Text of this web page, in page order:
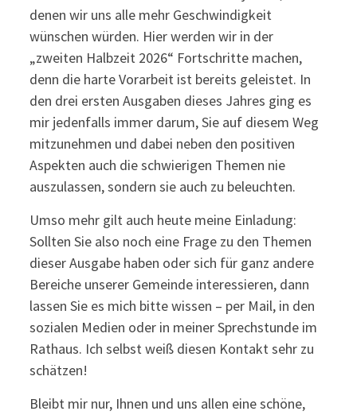
denen wir uns alle mehr Geschwindigkeit
wünschen würden. Hier werden wir in der
„zweiten Halbzeit 2026“ Fortschritte machen,
denn die harte Vorarbeit ist bereits geleistet. In
den drei ersten Ausgaben dieses Jahres ging es
mir jedenfalls immer darum, Sie auf diesem Weg
mitzunehmen und dabei neben den positiven
Aspekten auch die schwierigen Themen nie
auszulassen, sondern sie auch zu beleuchten.
Umso mehr gilt auch heute meine Einladung:
Sollten Sie also noch eine Frage zu den Themen
dieser Ausgabe haben oder sich für ganz andere
Bereiche unserer Gemeinde interessieren, dann
lassen Sie es mich bitte wissen – per Mail, in den
sozialen Medien oder in meiner Sprechstunde im
Rathaus. Ich selbst weiß diesen Kontakt sehr zu
schätzen!
Bleibt mir nur, Ihnen und uns allen eine schöne,